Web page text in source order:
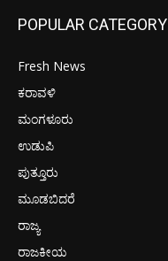
POPULAR CATEGORY
Fresh News
ಕರಾವಳಿ
ಮಂಗಳೂರು
ಉಡುಪಿ
ಪುತ್ತೂರು
ಮೂಡಬಿದರೆ
ರಾಜ್ಯ
ರಾಜಕೀಯ